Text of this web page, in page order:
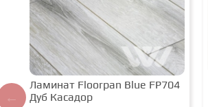
Ламинат Floorpan Blue FP704
Дуб Касадор